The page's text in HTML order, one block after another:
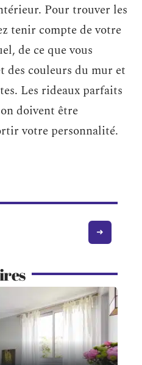
Pour trouver les
tenir compte de votre
de ce que vous
des couleurs du mur et
Les rideaux parfaits
doivent être
votre personnalité.